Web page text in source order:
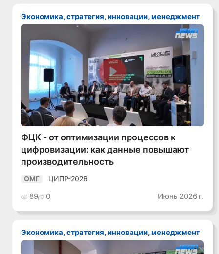
Экономика, стратегия, инновации, менеджмент
Смотреть видео
ФЦК - от оптимизации процессов к
цифровизации: как данные повышают
производительность
ОМГ ЦИПР-2026
89 0 Июнь 2026 г.
Экономика, стратегия, инновации, менеджмент